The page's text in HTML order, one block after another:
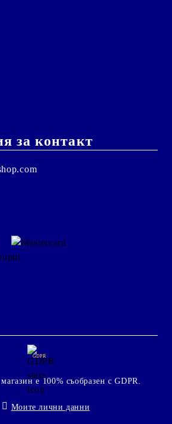
за контакт
GDPR
е 100% съобразен с GDPR.
Моите лични данни